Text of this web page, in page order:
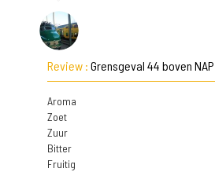
Review : Grensgeval 44 boven NAP
Aroma
Zoet
Zuur
Bitter
Fruitig